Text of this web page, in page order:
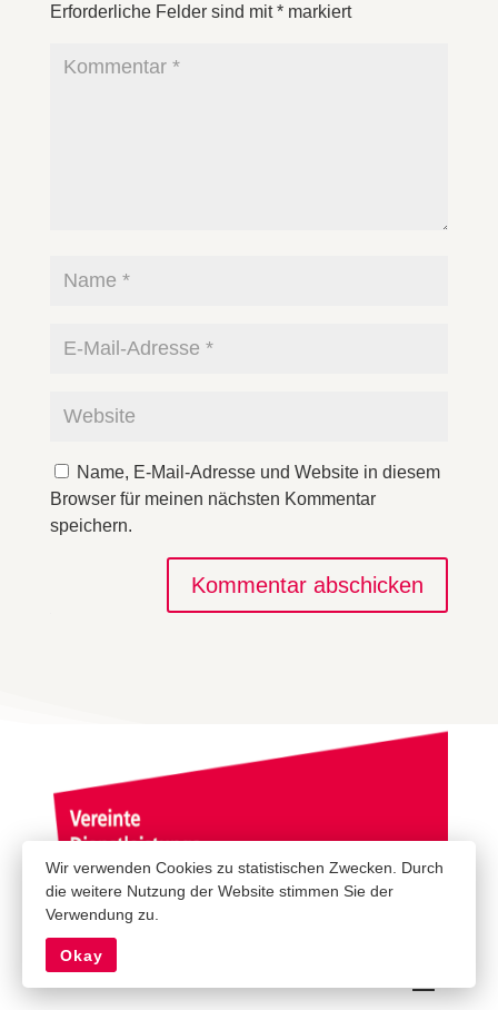
Erforderliche Felder sind mit*markiert
Name, E-Mail-Adresse und Website in diesem
Browser für meinen nächsten Kommentar
speichern.
Kommentar abschicken
Wir verwenden Cookies zu statistischen Zwecken. Durch
die weitere Nutzung der Website stimmen Sie der
Verwendung zu.
Okay